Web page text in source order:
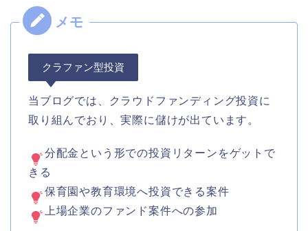
クラファン型投資
当ブログでは、クラウドファンディング投資に
取り組んでおり、実際に儲けが出ています。
分配金という形での投資リターンをゲットで
きる
保育園や教育環境へ投資できる案件
上場企業のファンド案件への参加